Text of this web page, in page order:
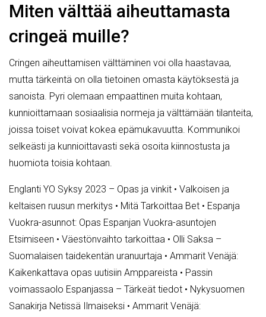
Miten välttää aiheuttamasta
cringeä muille?
Cringen aiheuttamisen välttäminen voi olla haastavaa,
mutta tärkeintä on olla tietoinen omasta käytöksestä ja
sanoista. Pyri olemaan empaattinen muita kohtaan,
kunnioittamaan sosiaalisia normeja ja välttämään tilanteita,
joissa toiset voivat kokea epämukavuutta. Kommunikoi
selkeästi ja kunnioittavasti sekä osoita kiinnostusta ja
huomiota toisia kohtaan.
Englanti YO Syksy 2023 – Opas ja vinkit • Valkoisen ja
keltaisen ruusun merkitys • Mitä Tarkoittaa Bet • Espanja
Vuokra-asunnot: Opas Espanjan Vuokra-asuntojen
Etsimiseen • Väestönvaihto tarkoittaa • Olli Saksa –
Suomalaisen taidekentän uranuurtaja • Ammarit Venäjä:
Kaikenkattava opas uutisiin Amppareista • Passin
voimassaolo Espanjassa – Tärkeät tiedot • Nykysuomen
Sanakirja Netissä Ilmaiseksi • Ammarit Venäjä: